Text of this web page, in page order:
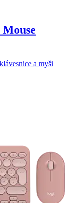
a myši